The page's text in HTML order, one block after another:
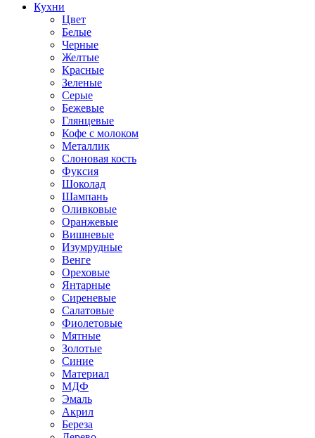
Кухни
Цвет
Белые
Черные
Желтые
Красные
Зеленые
Серые
Бежевые
Глянцевые
Кофе с молоком
Металлик
Слоновая кость
Фуксия
Шоколад
Шампань
Оливковые
Оранжевые
Вишневые
Изумрудные
Венге
Ореховые
Янтарные
Сиреневые
Салатовые
Фиолетовые
Мятные
Золотые
Синие
Материал
МДФ
Эмаль
Акрил
Береза